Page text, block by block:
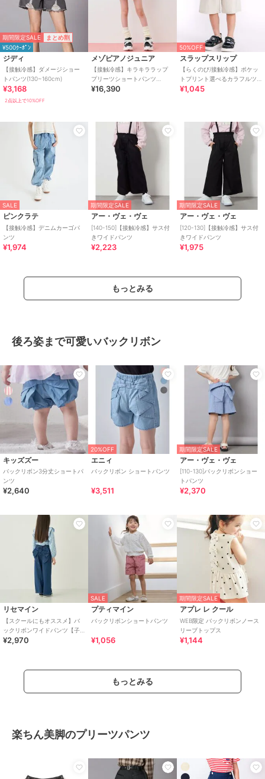
期間限定SALE まとめ割
¥500ｸｰﾎﾟﾝ
ジディ
【接触冷感】ダメージショー
トパンツ(130~160cm)
¥3,168
2点以上で10%OFF
メゾピアノジュニア
【接触冷感】キラキララップ
プリーツショートパンツ
（2WAY）
¥16,390
50%OFF
スラップスリップ
【らくのび/接触冷感】ポケッ
トプリント選べるカラフルツ
イルハーフパンツ(80~130cm)
¥1,045
SALE
ピンクラテ
【接触冷感】デニムカーゴパ
ンツ
¥1,974
期間限定SALE
アー・ヴェ・ヴェ
[140-150]【接触冷感】サス付
きワイドパンツ
¥2,223
期間限定SALE
アー・ヴェ・ヴェ
[120-130]【接触冷感】サス付
きワイドパンツ
¥1,975
もっとみる
後ろ姿まで可愛いバックリボン
キッズズー
バックリボン3分丈ショートパ
ンツ
¥2,640
20%OFF
エニィ
バックリボン ショートパンツ
¥3,511
期間限定SALE
アー・ヴェ・ヴェ
[110-130]バックリボンショー
トパンツ
¥2,370
リセマイン
【スクールにもオススメ】バ
ックリボンワイドパンツ【子
供服】【キッズ】【女の子】
¥2,970
SALE
プティマイン
バックリボンショートパンツ
¥1,056
期間限定SALE
アプレ レ クール
WEB限定 バックリボンノース
リーブトップス
¥1,144
もっとみる
楽ちん美脚のプリーツパンツ